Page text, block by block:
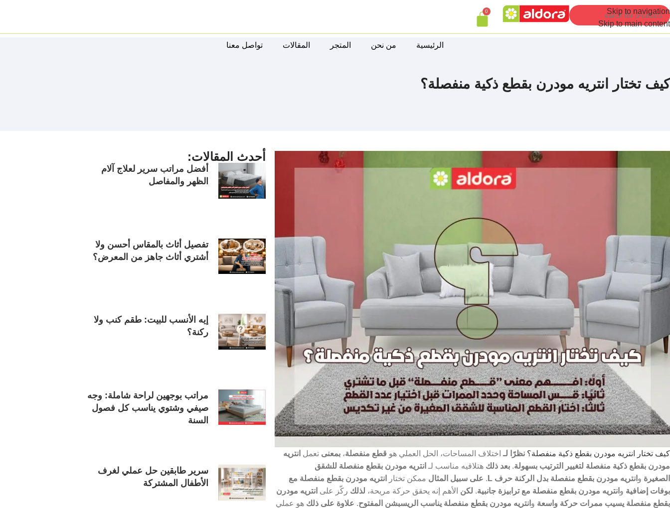
Skip to navigation
Skip to main content
0
الرئيسية من نحن المتجر المقالات تواصل معنا
كيف تختار انتريه مودرن بقطع ذكية منفصلة؟
كيف تختار انتريه مودرن بقطع ذكية منفصلة؟ نظرًا لـ اختلاف المساحات، الحل العملي هو قطع منفصلة، بمعنى تعمل انتريه
مودرن بقطع ذكية منفصلة لتغيير الترتيب بسهولة. بعد ذلك هتلاقيه مناسب لـ انتريه مودرن بقطع منفصلة للشقق
الصغيرة و انتريه مودرن بقطع منفصلة بدل الركنة حرف L . على سبيل المثال ممكن تختار
انتريه مودرن بقطع منفصلة مع
بوفات إضافية و انتريه مودرن بقطع منفصلة مع ترابيزة جانبية. لكن الأهم إنه يحقق حركة مريحة، لذلك ركّز على انتريه مودرن
بقطع منفصلة يسيب ممرات حركة واسعة و انتريه مودرن بقطع منفصلة يناسب الريسبشن المفتوح. علاوة على ذلك هو عملي
أحدث المقالات:
أفضل مراتب سرير لعلاج آلام
الظهر والمفاصل
تفصيل أثاث بالمقاس أحسن ولا
أشتري أثاث جاهز من المعرض؟
إيه الأنسب للبيت: طقم كنب ولا
ركنة؟
مراتب بوجهين لراحة شاملة: وجه
صيفي وشتوي يناسب كل فصول
السنة
سرير طابقين حل عملي لغرف
الأطفال المشتركة